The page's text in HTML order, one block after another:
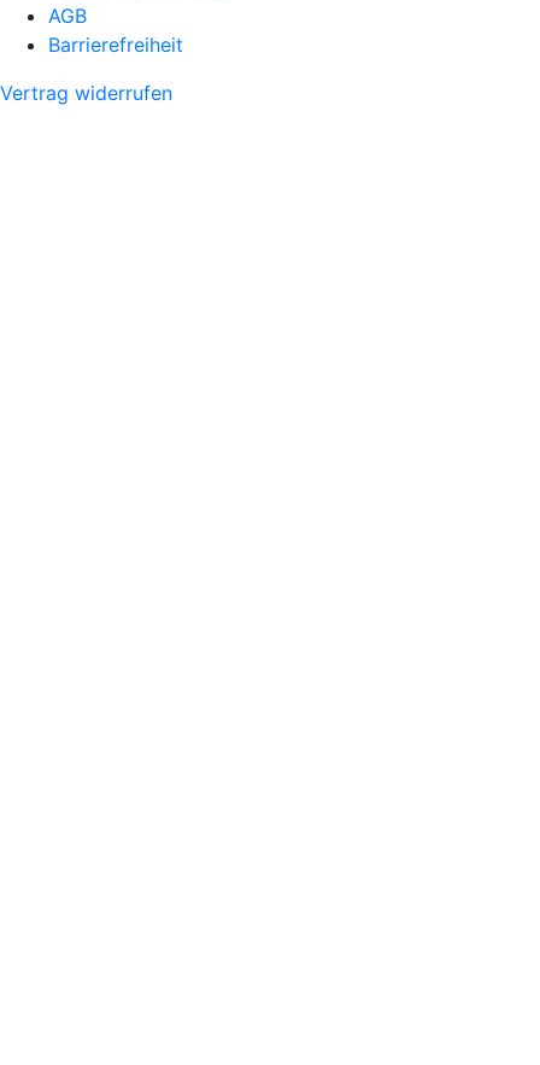
AGB
Barrierefreiheit
Vertrag widerrufen